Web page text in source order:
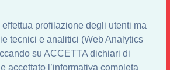
effettua profilazione degli utenti ma
tecnici e analitici (Web Analytics
su ACCETTA dichiari di
accettato l’informativa completa
ON LINE
USATO E